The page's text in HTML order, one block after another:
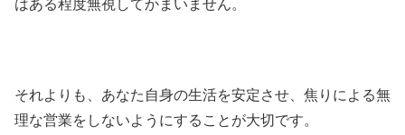
はある程度無視してかまいません。
それよりも、あなた自身の生活を安定させ、焦りによる無
理な営業をしないようにすることが大切です。